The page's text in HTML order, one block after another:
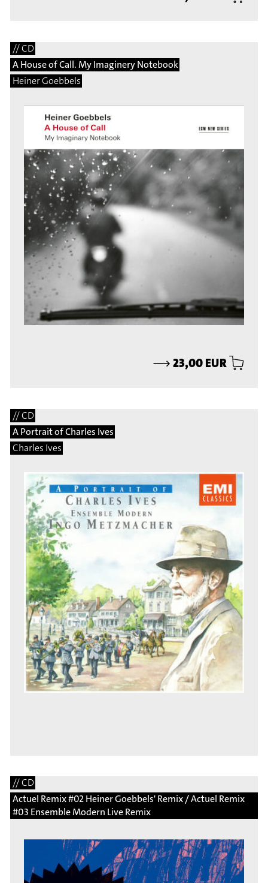
// CD
A House of Call. My Imaginery Notebook
Heiner Goebbels
⟶23,00 EUR
// CD
A Portrait of Charles Ives
Charles Ives
// CD
Actuel Remix #02 Heiner Goebbels' Remix / Actuel Remix
#03 Ensemble Modern Live Remix